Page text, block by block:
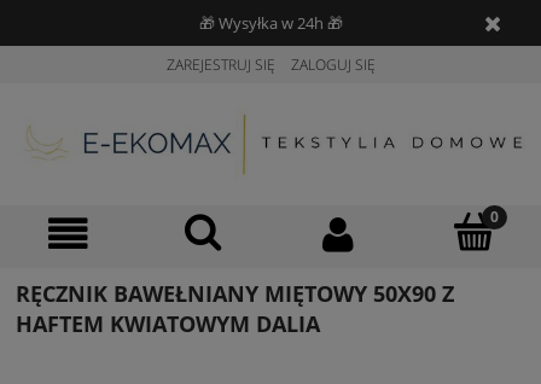
🎁 Wysyłka w 24h 🎁
ZAREJESTRUJ SIĘ ZALOGUJ SIĘ
RĘCZNIK BAWEŁNIANY MIĘTOWY 50X90 Z
HAFTEM KWIATOWYM DALIA